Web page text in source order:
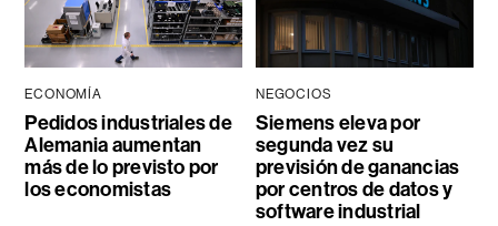
ECONOMÍA
Pedidos industriales de
Alemania aumentan
más de lo previsto por
los economistas
NEGOCIOS
Siemens eleva por
segunda vez su
previsión de ganancias
por centros de datos y
software industrial